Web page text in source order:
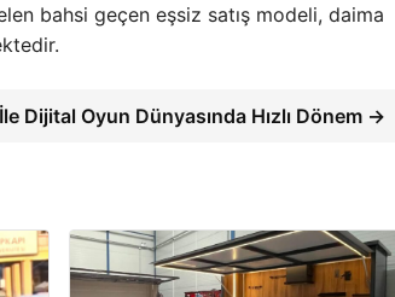
bahsi geçen eşsiz satış modeli, daima
Dijital Oyun Dünyasında Hızlı Dönem →